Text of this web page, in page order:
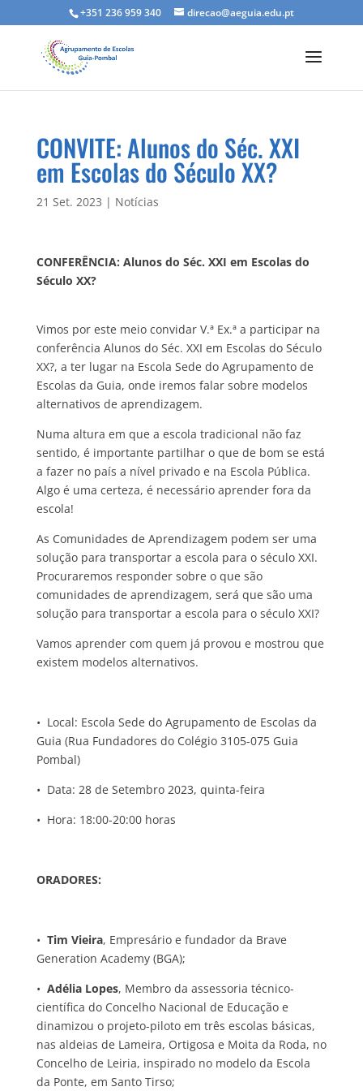
+351 236 959 340 direcao@aeguia.edu.pt
CONVITE: Alunos do Séc. XXI
em Escolas do Século XX?
21 Set. 2023 | Notícias
CONFERÊNCIA: Alunos do Séc. XXI em Escolas do
Século XX?
Vimos por este meio convidar V.ª Ex.ª a participar na
conferência Alunos do Séc. XXI em Escolas do Século
XX?, a ter lugar na Escola Sede do Agrupamento de
Escolas da Guia, onde iremos falar sobre modelos
alternativos de aprendizagem.
Numa altura em que a escola tradicional não faz
sentido, é importante partilhar o que de bom se está
a fazer no país a nível privado e na Escola Pública.
Algo é uma certeza, é necessário aprender fora da
escola!
As Comunidades de Aprendizagem podem ser uma
solução para transportar a escola para o século XXI.
Procuraremos responder sobre o que são
comunidades de aprendizagem, será que são uma
solução para transportar a escola para o século XXI?
Vamos aprender com quem já provou e mostrou que
existem modelos alternativos.
• Local: Escola Sede do Agrupamento de Escolas da
Guia (Rua Fundadores do Colégio 3105-075 Guia
Pombal)
• Data: 28 de Setembro 2023, quinta-feira
• Hora: 18:00-20:00 horas
ORADORES:
• Tim Vieira, Empresário e fundador da Brave
Generation Academy (BGA);
• Adélia Lopes, Membro da assessoria técnico-
científica do Concelho Nacional de Educação e
dinamizou o projeto-piloto em três escolas básicas,
nas aldeias de Lameira, Ortigosa e Moita da Roda, no
Concelho de Leiria, inspirado no modelo da Escola
da Ponte, em Santo Tirso;